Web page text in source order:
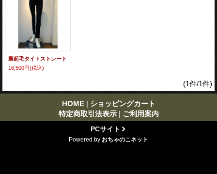
裏起毛タイトストレート
16,500円(税込)
(1件/1件)
HOME | ショッピングカート
特定商取引法表示 | ご利用案内
PCサイト
Powered by おちゃのこネット